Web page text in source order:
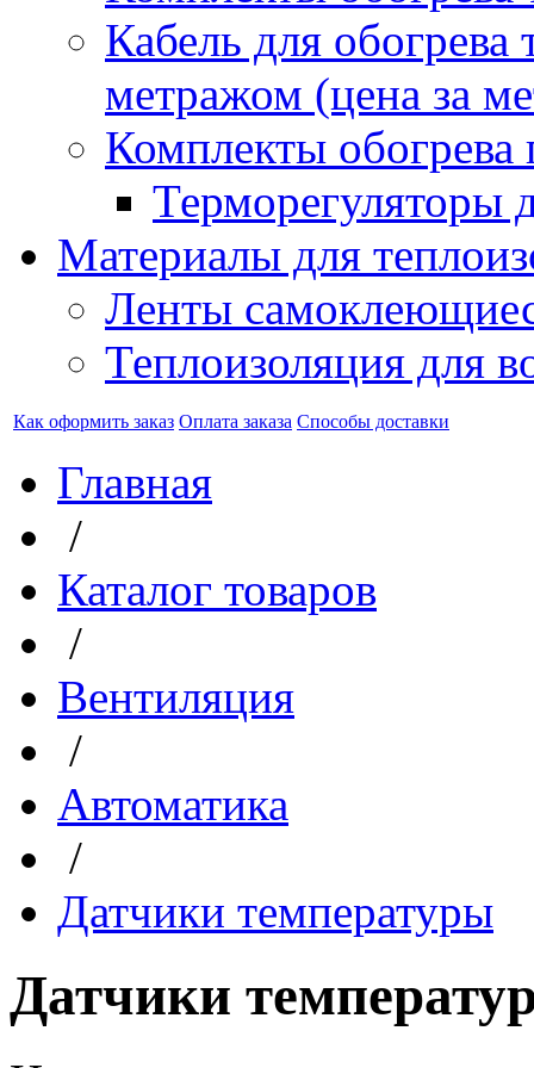
Кабель для обогрева
метражом (цена за
Комплекты обогрева
Терморегуляторы
Материалы для
Ленты
Теплоизоляция для
Как оформить заказ Оплата заказа Способы доставки
Главная
/
Каталог товаров
/
Вентиляция
/
Автоматика
/
Датчики температуры
Датчики